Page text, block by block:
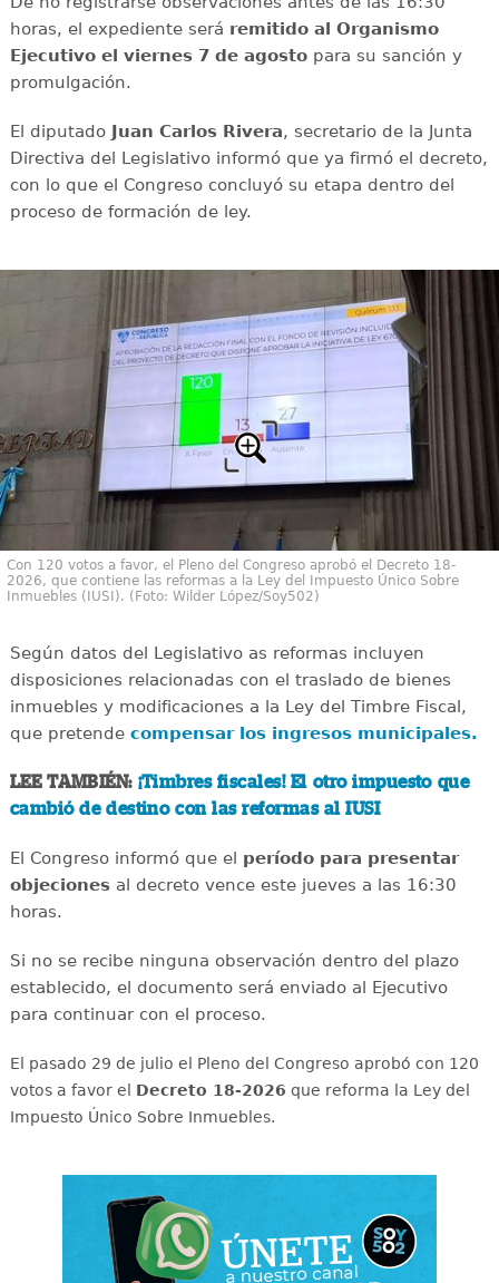
horas, el expediente será remitido al Organismo
Ejecutivo el viernes 7 de agostopara su sanción y
promulgación.
El diputado Juan Carlos Rivera, secretario de la Junta
Directiva del Legislativo informó que ya firmó el decreto,
con lo que el Congreso concluyó su etapa dentro del
proceso de formación de ley.
Con 120 votos a favor, el Pleno del Congreso aprobó el Decreto 18-
2026, que contiene las reformas a la Ley del Impuesto Único Sobre
Inmuebles (IUSI). (Foto: Wilder López/Soy502)
Según datos del Legislativo as reformas incluyen
disposiciones relacionadas con el traslado de bienes
inmuebles y modificaciones a la Ley del Timbre Fiscal,
que pretende compensar los ingresos municipales.
LEE TAMBIÉN: ¡Timbres fiscales! El otro impuesto que
cambió de destino con las reformas al IUSI
El Congreso informó que el período para presentar
objecionesal decreto vence este jueves a las 16:30
horas.
Si no se recibe ninguna observación dentro del plazo
establecido, el documento será enviado al Ejecutivo
para continuar con el proceso.
El pasado 29 de julio el Pleno del Congreso aprobó con 120
votos a favor el Decreto 18-2026 que reforma la Ley del
Impuesto Único Sobre Inmuebles.